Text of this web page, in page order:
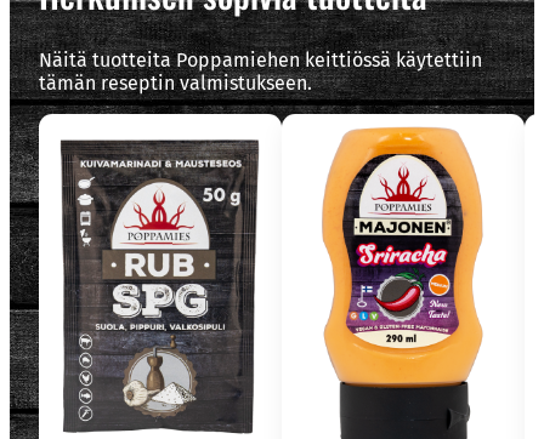
Näitä tuotteita Poppamiehen keittiössä käytettiin
tämän reseptin valmistukseen.